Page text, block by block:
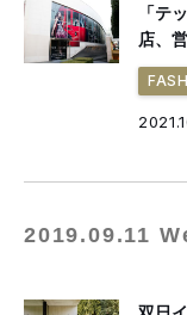
「テ
店、
2019.09.11